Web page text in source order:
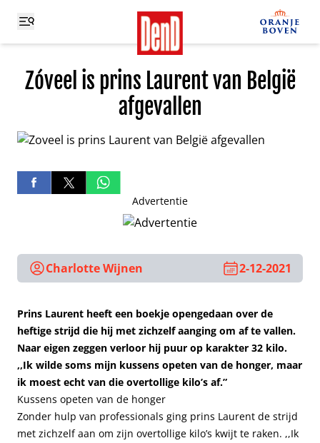
Zóveel is prins Laurent van België
afgevallen
Advertentie
Charlotte Wijnen 2-12-2021
Prins Laurent heeft een boekje opengedaan over de
heftige strijd die hij met zichzelf aanging om af te vallen.
Naar eigen zeggen verloor hij puur op karakter 32 kilo.
,,Ik wilde soms mijn kussens opeten van de honger, maar
ik moest echt van die overtollige kilo’s af.”
Kussens opeten van de honger
Zonder hulp van professionals ging prins Laurent de strijd
met zichzelf aan om zijn overtollige kilo’s kwijt te raken. ,,Ik